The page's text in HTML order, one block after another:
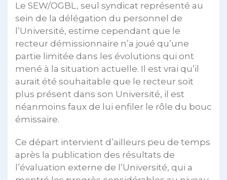
Le SEW/OGBL, seul syndicat représenté au
sein de la délégation du personnel de
l’Université, estime cependant que le
recteur démissionnaire n’a joué qu’une
partie limitée dans les évolutions qui ont
mené à la situation actuelle. Il est vrai qu’il
aurait été souhaitable que le recteur soit
plus présent dans son Université, il est
néanmoins faux de lui enfiler le rôle du bouc
émissaire.
Ce départ intervient d’ailleurs peu de temps
après la publication des résultats de
l’évaluation externe de l’Université, qui a